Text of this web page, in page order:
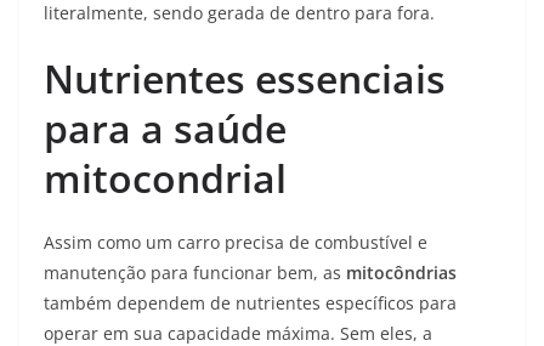
literalmente, sendo gerada de dentro para fora.
Nutrientes essenciais
para a saúde
mitocondrial
Assim como um carro precisa de combustível e
manutenção para funcionar bem, as mitocôndrias
também dependem de nutrientes específicos para
operar em sua capacidade máxima. Sem eles, a